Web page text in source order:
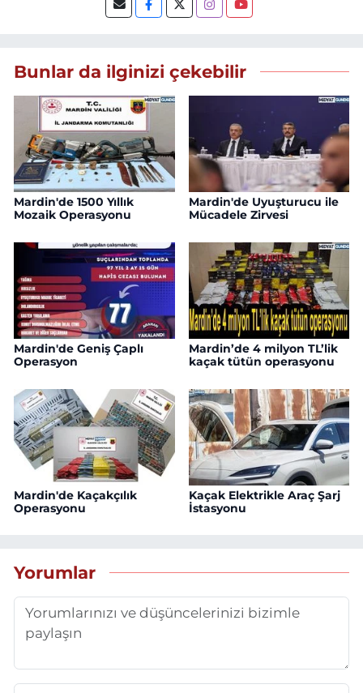
Bunlar da ilginizi çekebilir
Mardin'de 1500 Yıllık
Mozaik Operasyonu
Mardin'de Uyuşturucu ile
Mücadele Zirvesi
Mardin'de Geniş Çaplı
Operasyon
Mardin’de 4 milyon TL’lik
kaçak tütün operasyonu
Mardin'de Kaçakçılık
Operasyonu
Kaçak Elektrikle Araç Şarj
İstasyonu
Yorumlar